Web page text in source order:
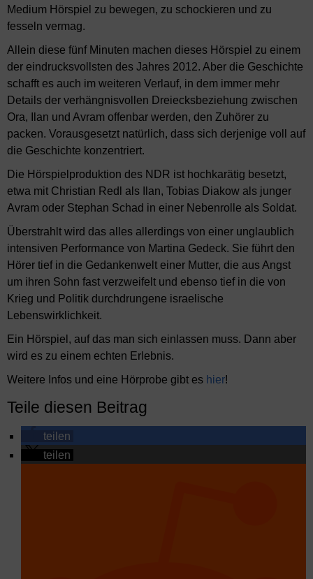
Medium Hörspiel zu bewegen, zu schockieren und zu
fesseln vermag.
Allein diese fünf Minuten machen dieses Hörspiel zu einem
der eindrucksvollsten des Jahres 2012. Aber die Geschichte
schafft es auch im weiteren Verlauf, in dem immer mehr
Details der verhängnisvollen Dreiecksbeziehung zwischen
Ora, Ilan und Avram offenbar werden, den Zuhörer zu
packen. Vorausgesetzt natürlich, dass sich derjenige voll auf
die Geschichte konzentriert.
Die Hörspielproduktion des NDR ist hochkarätig besetzt,
etwa mit Christian Redl als Ilan, Tobias Diakow als junger
Avram oder Stephan Schad in einer Nebenrolle als Soldat.
Überstrahlt wird das alles allerdings von einer unglaublich
intensiven Performance von Martina Gedeck. Sie führt den
Hörer tief in die Gedankenwelt einer Mutter, die aus Angst
um ihren Sohn fast verzweifelt und ebenso tief in die von
Krieg und Politik durchdrungene israelische
Lebenswirklichkeit.
Ein Hörspiel, auf das man sich einlassen muss. Dann aber
wird es zu einem echten Erlebnis.
Weitere Infos und eine Hörprobe gibt es hier!
Teile diesen Beitrag
teilen
teilen